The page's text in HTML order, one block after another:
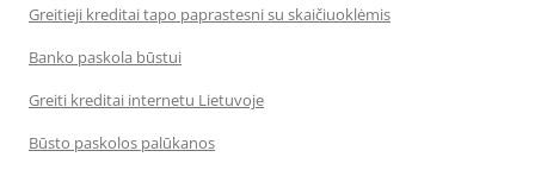
Greitieji kreditai tapo paprastesni su skaičiuoklėmis
Banko paskola būstui
Greiti kreditai internetu Lietuvoje
Būsto paskolos palūkanos